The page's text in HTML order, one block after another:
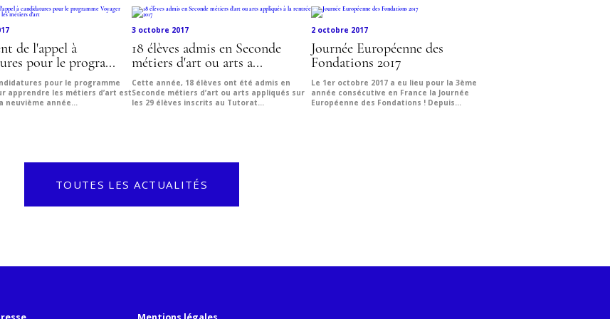
de l'appel à
pour le progra...
pour le programme
apprendre les métiers d’art est
neuvième année...
3 octobre 2017
18 élèves admis en Seconde
métiers d'art ou arts a...
Cette année, 18 élèves ont été admis en
Seconde métiers d’art ou arts appliqués sur
les 29 élèves inscrits au Tutorat...
2 octobre 2017
Journée Européenne des
Fondations 2017
Le 1er octobre 2017 a eu lieu pour la 3ème
année consécutive en France la Journée
Européenne des Fondations ! Depuis...
TOUTES LES ACTUALITÉS